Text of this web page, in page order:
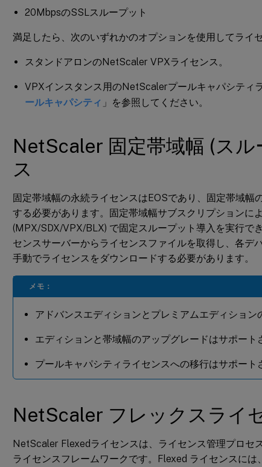
20MbpsのSSLスループット
満足したら、次のいずれかのオプションを使用してライ
スタンドアロンのNetScaler VPXライセンス。
VPXインスタンス用のNetScalerプールキャパシティ
ールキャパシティ 」を参照してください。
NetScaler 固定帯域幅 (ス
ス
固定帯域幅の永続ライセンスはEOSであり、固定帯域幅
する必要があります。固定帯域幅サブスクリプションに
(MPX/SDX/VPX/BLX) で固定スループット導入を実行で
センスサーバーからライセンスファイルを取得し、各デ
手動でライセンスをダウンロードする必要があります。
メモ：
アドバンスエディションとプレミアムエディション
エディションと帯域幅のアップグレードはサポート
プールキャパシティライセンスへの移行はサポート
NetScaler フレックスライ
NetScaler Flexedライセンスは、ライセンス管理プロセ
ライセンスフレームワークです。Flexed ライセンスに